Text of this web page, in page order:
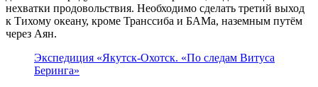
нехватки продовольствия. Необходимо сделать третий выход
к Тихому океану, кроме Транссиба и БАМа, наземным путём
через Аян.
Экспедиция «Якутск-Охотск. «По следам Витуса
Беринга»